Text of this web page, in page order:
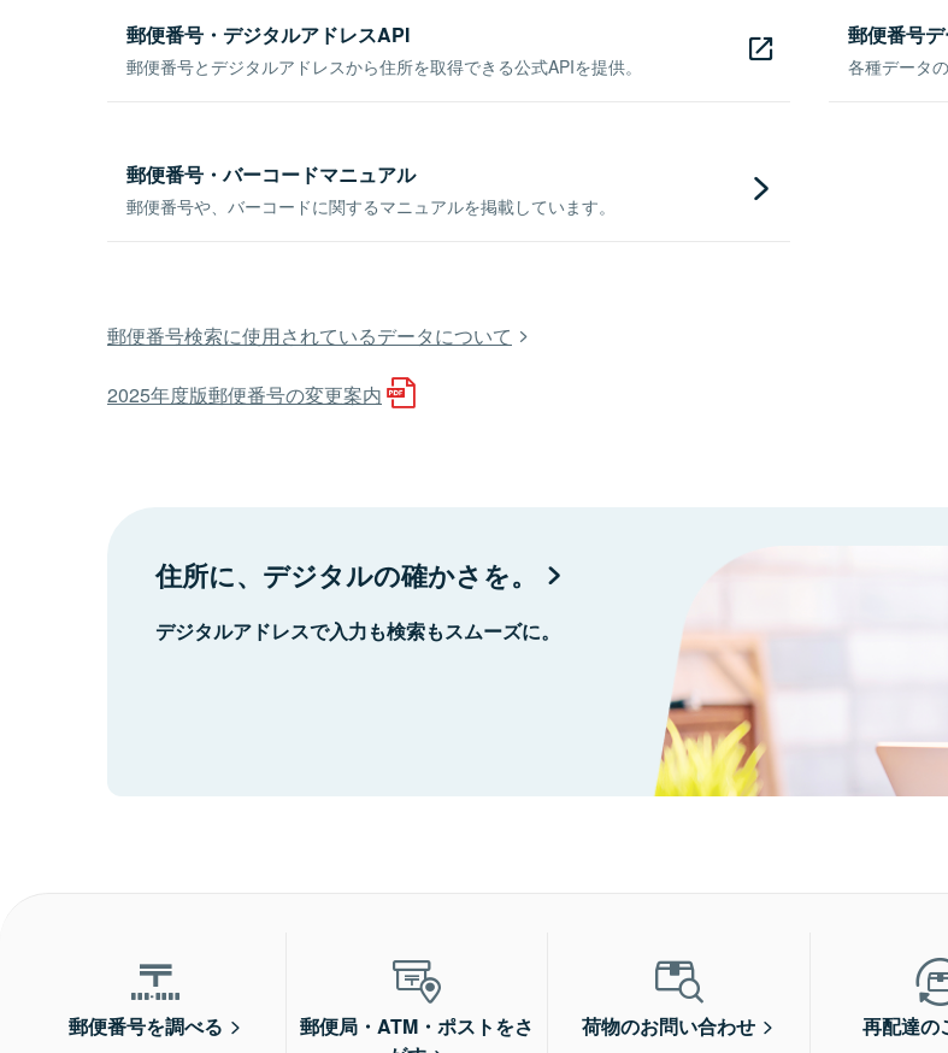
郵便番号・デジタルアドレスAPI
郵便番号とデジタルアドレスから住所を取得できる公式APIを提供。
郵便番号
各種データ
郵便番号・バーコードマニュアル
郵便番号や、バーコードに関するマニュアルを掲載しています。
郵便番号検索に使用されているデータについて
2025年度版郵便番号の変更案内
住所に、デジタルの確かさを。
デジタルアドレスで入力も検索もスムーズに。
郵便番号を調べる
郵便局・ATM・ポストをさ
荷物のお問い合わせ 再配達の